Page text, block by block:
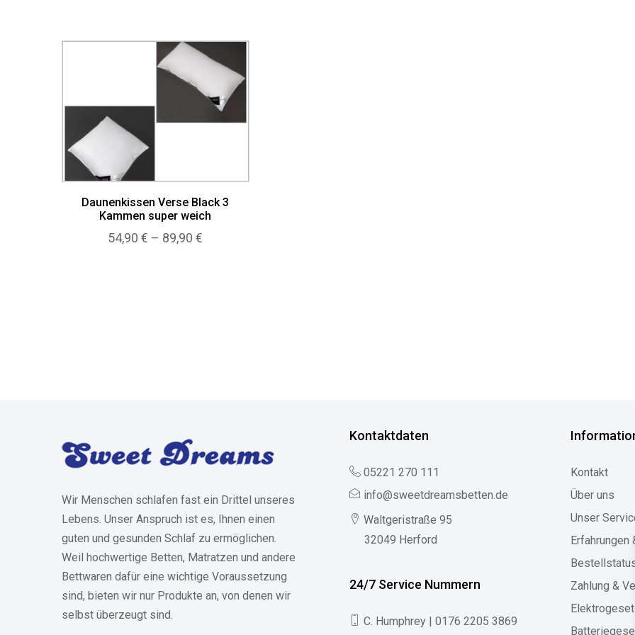
Daunenkissen Verse Black 3
Kammen super weich
54,90€ – 89,90€
Wir Menschen schlafen fast ein Drittel unseres
Lebens. Unser Anspruch ist es, Ihnen einen
guten und gesunden Schlaf zu ermöglichen.
Weil hochwertige Betten, Matratzen und andere
Bettwaren dafür eine wichtige Voraussetzung
sind, bieten wir nur Produkte an, von denen wir
selbst überzeugt sind.
Kontaktdaten
05221 270 111
info@sweetdreamsbetten.de
Waltgeristraße 95
32049 Herford
24/7 Service Nummern
C. Humphrey | 0176 2205 3869
Kontakt
Über uns
Unser
Erfahrungen
Zahlung &